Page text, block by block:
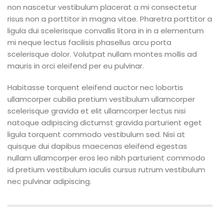
non nascetur vestibulum placerat a mi consectetur
risus non a porttitor in magna vitae. Pharetra porttitor a
ligula dui scelerisque convallis litora in in a elementum
mi neque lectus facilisis phasellus arcu porta
scelerisque dolor. Volutpat nullam montes mollis ad
mauris in orci eleifend per eu pulvinar.
Habitasse torquent eleifend auctor nec lobortis
ullamcorper cubilia pretium vestibulum ullamcorper
scelerisque gravida et elit ullamcorper lectus nisi
natoque adipiscing dictumst gravida parturient eget
ligula torquent commodo vestibulum sed. Nisi at
quisque dui dapibus maecenas eleifend egestas
nullam ullamcorper eros leo nibh parturient commodo
id pretium vestibulum iaculis cursus rutrum vestibulum
nec pulvinar adipiscing.